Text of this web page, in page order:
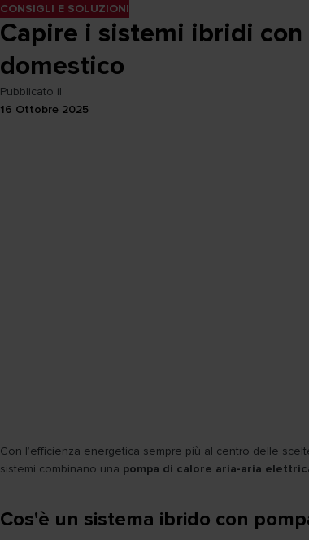
CONSIGLI E SOLUZIONI
Capire i sistemi ibridi
domestico
Pubblicato il
16 Ottobre 2025
Con l’efficienza energetica sempre più al centro delle
sistemi combinano una pompa di calore aria-aria
Cos'è un sistema ibrido con